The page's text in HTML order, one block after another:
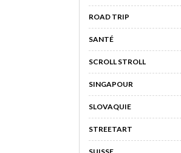
ROAD TRIP
SANTÉ
SCROLL STROLL
SINGAPOUR
SLOVAQUIE
STREETART